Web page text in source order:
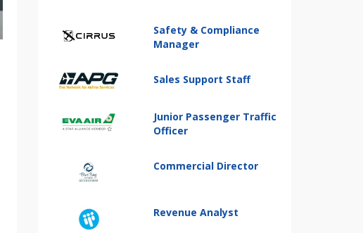
Safety & Compliance
Manager
Sales Support Staff
Junior Passenger Traffic
Officer
Commercial Director
Revenue Analyst